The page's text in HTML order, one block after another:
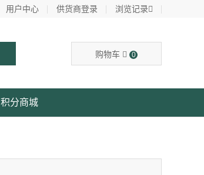
用户中心 供货商登录 浏览记录
购物车 0
积分商城